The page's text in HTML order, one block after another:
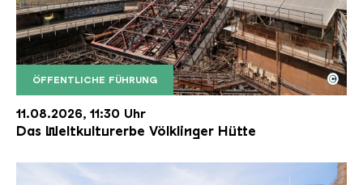
ÖFFENTLICHE FÜHRUNG
Der Erzschrägaufzug der Völklinger Hütte mit
Copyright: Weltkulturerbe Völklinger Hütte | Karl
©
11.08.2026, 11:30 Uhr
Das Weltkulturerbe Völklinger Hütte